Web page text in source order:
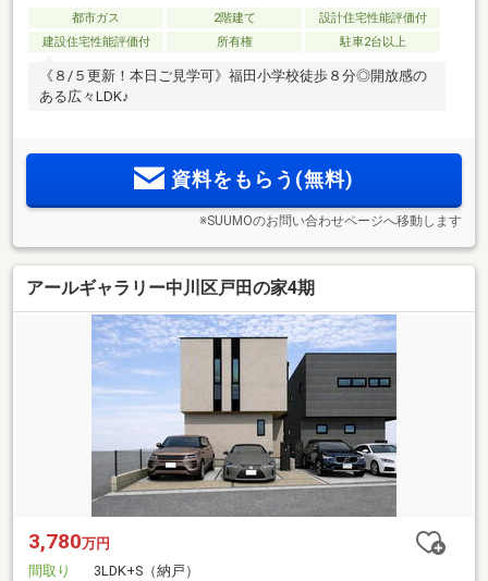
都市ガス 2階建て
設計住宅性能評価付
建設住宅性能評価付
所有権 駐車2台以上
《８/５更新！本日ご見学可》福田小学校徒歩８分◎開放感の
ある広々LDK♪
資料をもらう(無料)
※SUUMOのお問い合わせページへ移動します
アールギャラリー中川区戸田の家4期
3,780万円
間取り
3LDK+S（納戸）